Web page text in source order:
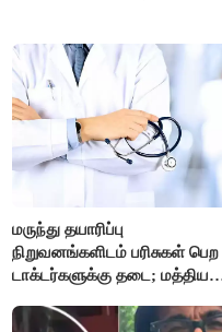
மருந்து தயாரிப்பு
நிறுவனங்களிடம் பரிசுகள் பெற
டாக்டர்களுக்கு தடை; மத்திய